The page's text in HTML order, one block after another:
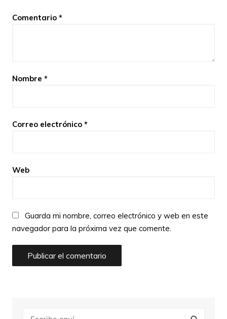
Comentario *
Nombre *
Correo electrónico *
Web
Guarda mi nombre, correo electrónico y web en este
navegador para la próxima vez que comente.